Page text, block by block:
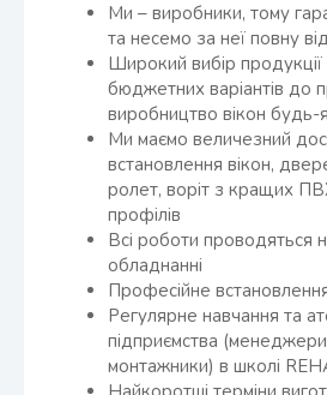
Ми – виробники, тому
та несемо за неї повну
Широкий вибір продукції
бюджетних варіантів до
виробництво вікон будь-
Ми маємо величезний
встановлення вікон,
ролет, воріт з кращих
профілів
Всі роботи проводяться
обладнанні
Професійне
Регулярне навчання та
підприємства
монтажники) в школі